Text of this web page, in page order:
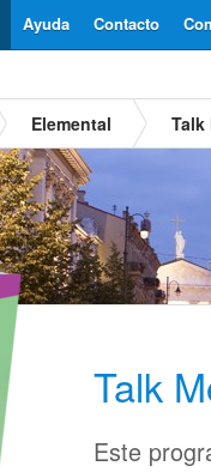
Contacto
Ayuda
Elemental Talk
Talk
Este